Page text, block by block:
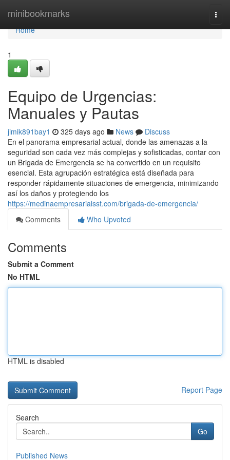
minibookmarks
Home
Home
1
Equipo de Urgencias:
Manuales y Pautas
jimik891bay1 325 days ago News
Discuss
En el panorama empresarial actual, donde las amenazas a la
seguridad son cada vez más complejas y sofisticadas, contar con
un Brigada de Emergencia se ha convertido en un requisito
esencial. Esta agrupación estratégica está diseñada para
responder rápidamente situaciones de emergencia, minimizando
así los daños y protegiendo los
https://medinaempresarialsst.com/brigada-de-emergencia/
Comments
Who Upvoted
Comments
Submit a Comment
No HTML
HTML is disabled
Report Page
Search
Go
Published News